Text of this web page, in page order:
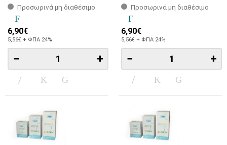
Προσωρινά μη διαθέσιμο
6,90€
5,56€ + ΦΠΑ 24%
− +
Προσωρινά μη διαθέσιμο
6,90€
5,56€ + ΦΠΑ 24%
− +